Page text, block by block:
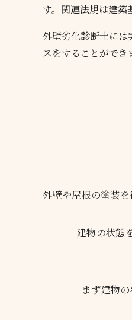
す。関連法規は建築
外壁劣化診断士に
スをすることができ
外壁や屋根の塗装
建物の状態
まず建物